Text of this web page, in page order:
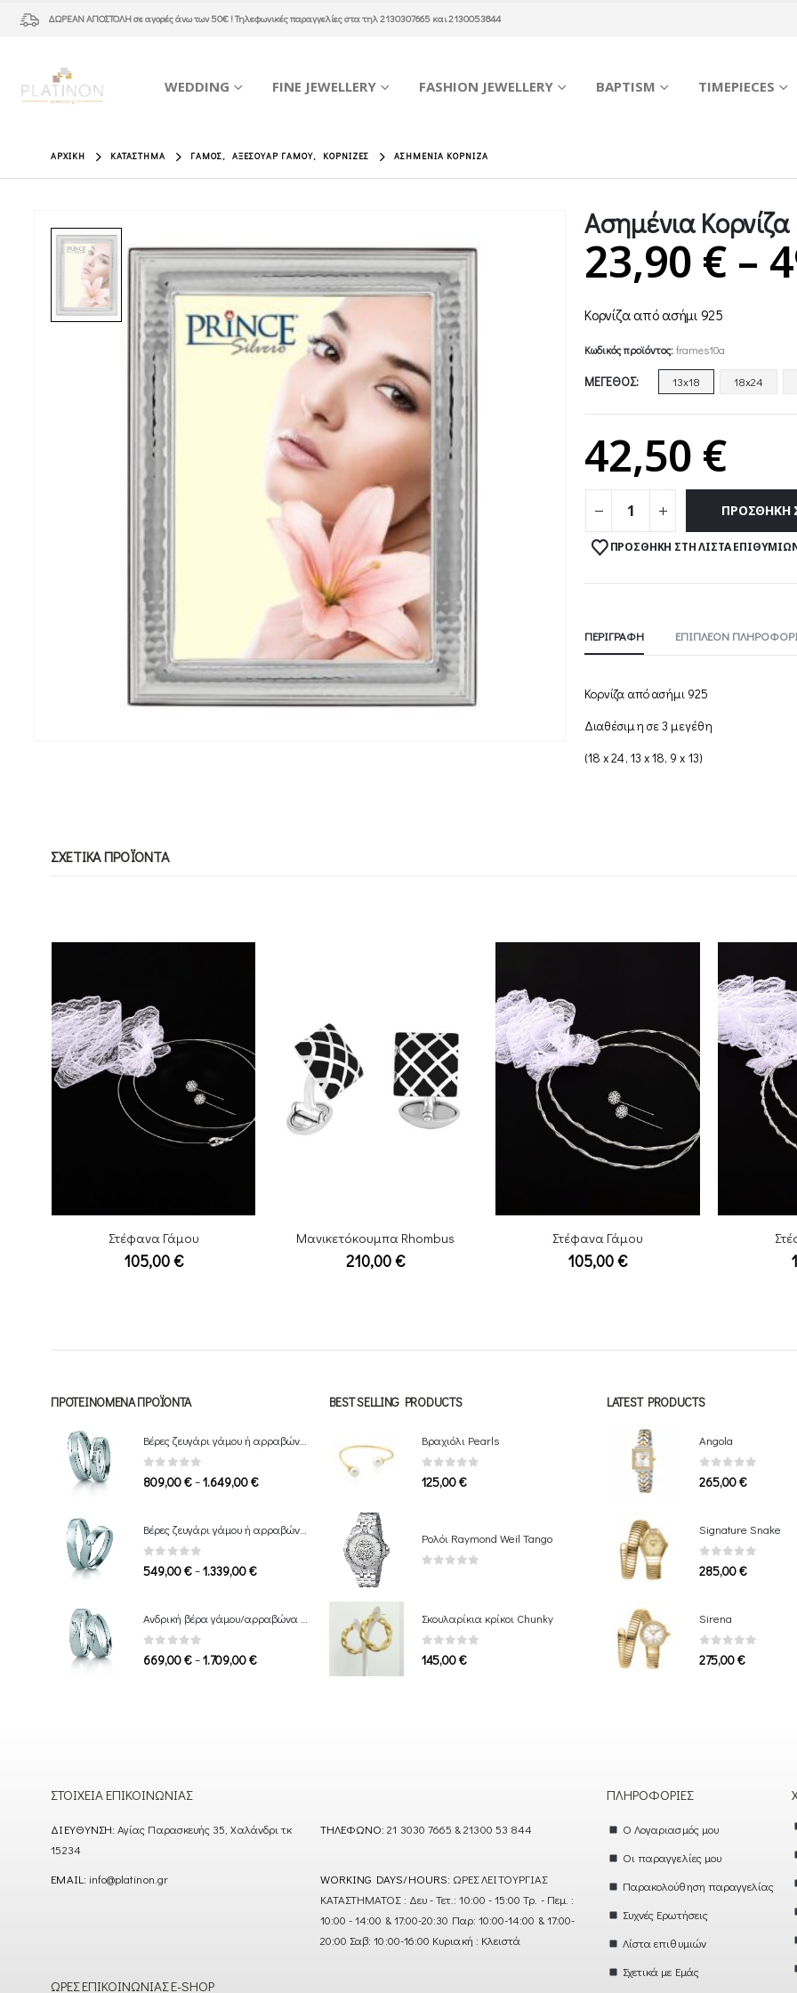
ΔΩΡΕΑΝ ΑΠΟΣΤΟΛΗσε αγορές άνω των 50€ ! Τηλεφωνικές παραγγελίες στα τηλ2130307665 και2130053844
WEDDING FINE JEWELLERY FASHION JEWELLERY BAPTISM TIMEPIECES
ΑΡΧΙΚΉ ΚΑΤΆΣΤΗΜΑ ΓΆΜΟΣ, ΑΞΕΣΟΥΆΡ ΓΆΜΟΥ, ΚΟΡΝΊΖΕΣ ΑΣΗΜΈΝΙΑ ΚΟΡΝΊΖΑ
Ασημένια Κορνίζα
23,90 € –
Κορνίζα από ασήμι 925
Κωδικός προϊόντος:frames10a
ΜΈΓΕΘΟΣ 13x18 18x24
42,50 €
ΠΡΟΣΘΉΚΗ
ΠΡΟΣΘΉΚΗ ΣΤΗ ΛΊΣΤΑ
ΠΕΡΙΓΡΑΦΉ ΕΠΙΠΛΈΟΝ
Κορνίζα από ασήμι 925
Διαθέσιμη σε 3 μεγέθη
(18 x 24, 13 x 18, 9 x 13)
ΣΧΕΤΙΚΆ ΠΡΟΪΌΝΤΑ
Μανικετόκουμπα Rhombus
210,00€
Στέφανα Γάμου
105,00€
Στέφανα Γάμου
120,00€
ΠΡΟΤΕΙΝΌΜΕΝΑ ΠΡΟΪΌΝΤΑ
0 out of 5
809,00€ – 1.649,00€Price
through
0 out of 5
549,00€ – 1.339,00€Price
through
0 out of 5
669,00€ – 1.709,00€Price
BEST SELLING PRODUCTS
Βραχιόλι Pearls
0out of 5
125,00€
Ρολόι Raymond Weil Tango
Σκουλαρίκια κρίκοι Chunky
0 out of 5
145,00€
LATEST PRODUCTS
Angola
0 out of 5
265,00€
Signature Snake
0out of 5
285,00€
Sirena
0out of 5
275,00€
ΣΤΟΙΧΕΊΑ ΕΠΙΚΟΙΝΩΝΊΑΣ
ΔΙΕΎΘΥΝΣΗ: Αγίας Παρασκευής 35, Χαλάνδρι τκ
15234
ΤΗΛΈΦΩΝΟ: 21 3030 7665 & 21300 53 844
EMAIL: info@platinon.gr WORKING DAYS/HOURS: ΩΡΕΣ ΛΕΙΤΟΥΡΓΙΑΣ
ΚΑΤΑΣΤΗΜΑΤΟΣ : Δευ - Τετ.: 10:00 - 15:00 Τρ. - Πεμ. :
10:00 - 14:00 & 17:00-20:30 Παρ: 10:00-14:00 & 17:00-
20:00 Σαβ: 10:00-16:00 Κυριακή : Κλειστά
ΏΡΕΣ ΕΠΙΚΟΙΝΩΝΊΑΣ E-SHOP
ΠΛΗΡΟΦΟΡΊΕΣ
Ο Λογαριασμός μου
Οι παραγγελίες μου
Παρακολούθηση παραγγελίας
Συχνές Ερωτήσεις
Λίστα επιθυμιών
Σχετικά με Εμάς